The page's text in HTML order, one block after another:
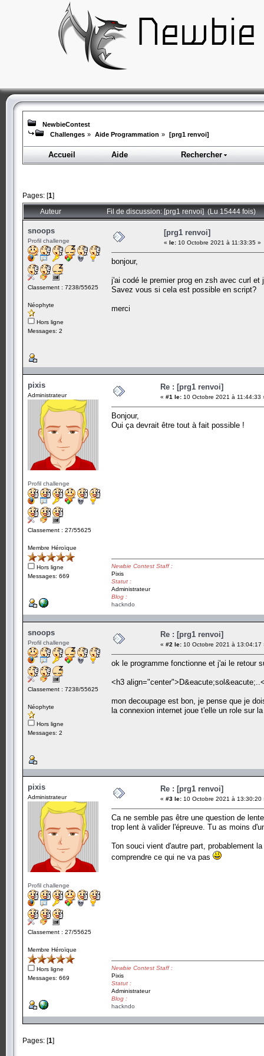
NewbieContest
Challenges » Aide Programmation » [prg1 renvoi]
Accueil Aide Rechercher
Pages: [1]
Auteur Fil de discussion: [prg1 renvoi] (Lu 15444 fois)
snoops
Profil challenge
Classement : 7238/55625
Néophyte
Hors ligne
Messages: 2
[prg1 renvoi]
« le: 10 Octobre 2021 à 11:33:35 »
bonjour,
j'ai codé le premier prog en zsh avec curl
Savez vous si cela est possible en script?
merci
pixis
Administrateur
Profil challenge
Classement : 27/55625
Membre Héroïque
Hors ligne
Messages: 669
Re : [prg1 renvoi]
« #1 le: 10 Octobre 2021 à 11:44:33
Bonjour,
Oui ça devrait être tout à fait possible !
Newbie Contest Staff :
Pixis
Statut :
Administrateur
Blog :
hackndo
snoops
Profil challenge
Classement : 7238/55625
Néophyte
Hors ligne
Messages: 2
Re : [prg1 renvoi]
« #2 le: 10 Octobre 2021 à 13:04:17
ok le programme fonctionne et j'ai le retour
<h3
mon decoupage est bon, je pense que je
la connexion internet joue t'elle un role sur
pixis
Administrateur
Profil challenge
Classement : 27/55625
Membre Héroïque
Hors ligne
Messages: 669
Re : [prg1 renvoi]
« #3 le: 10 Octobre 2021 à 13:30:20
Ca ne semble pas être une question de
trop lent à valider l'épreuve. Tu as moins
Ton souci vient d'autre part, probablement
comprendre ce qui ne va pas
Newbie Contest Staff :
Pixis
Statut :
Administrateur
Blog :
hackndo
Pages: [1]